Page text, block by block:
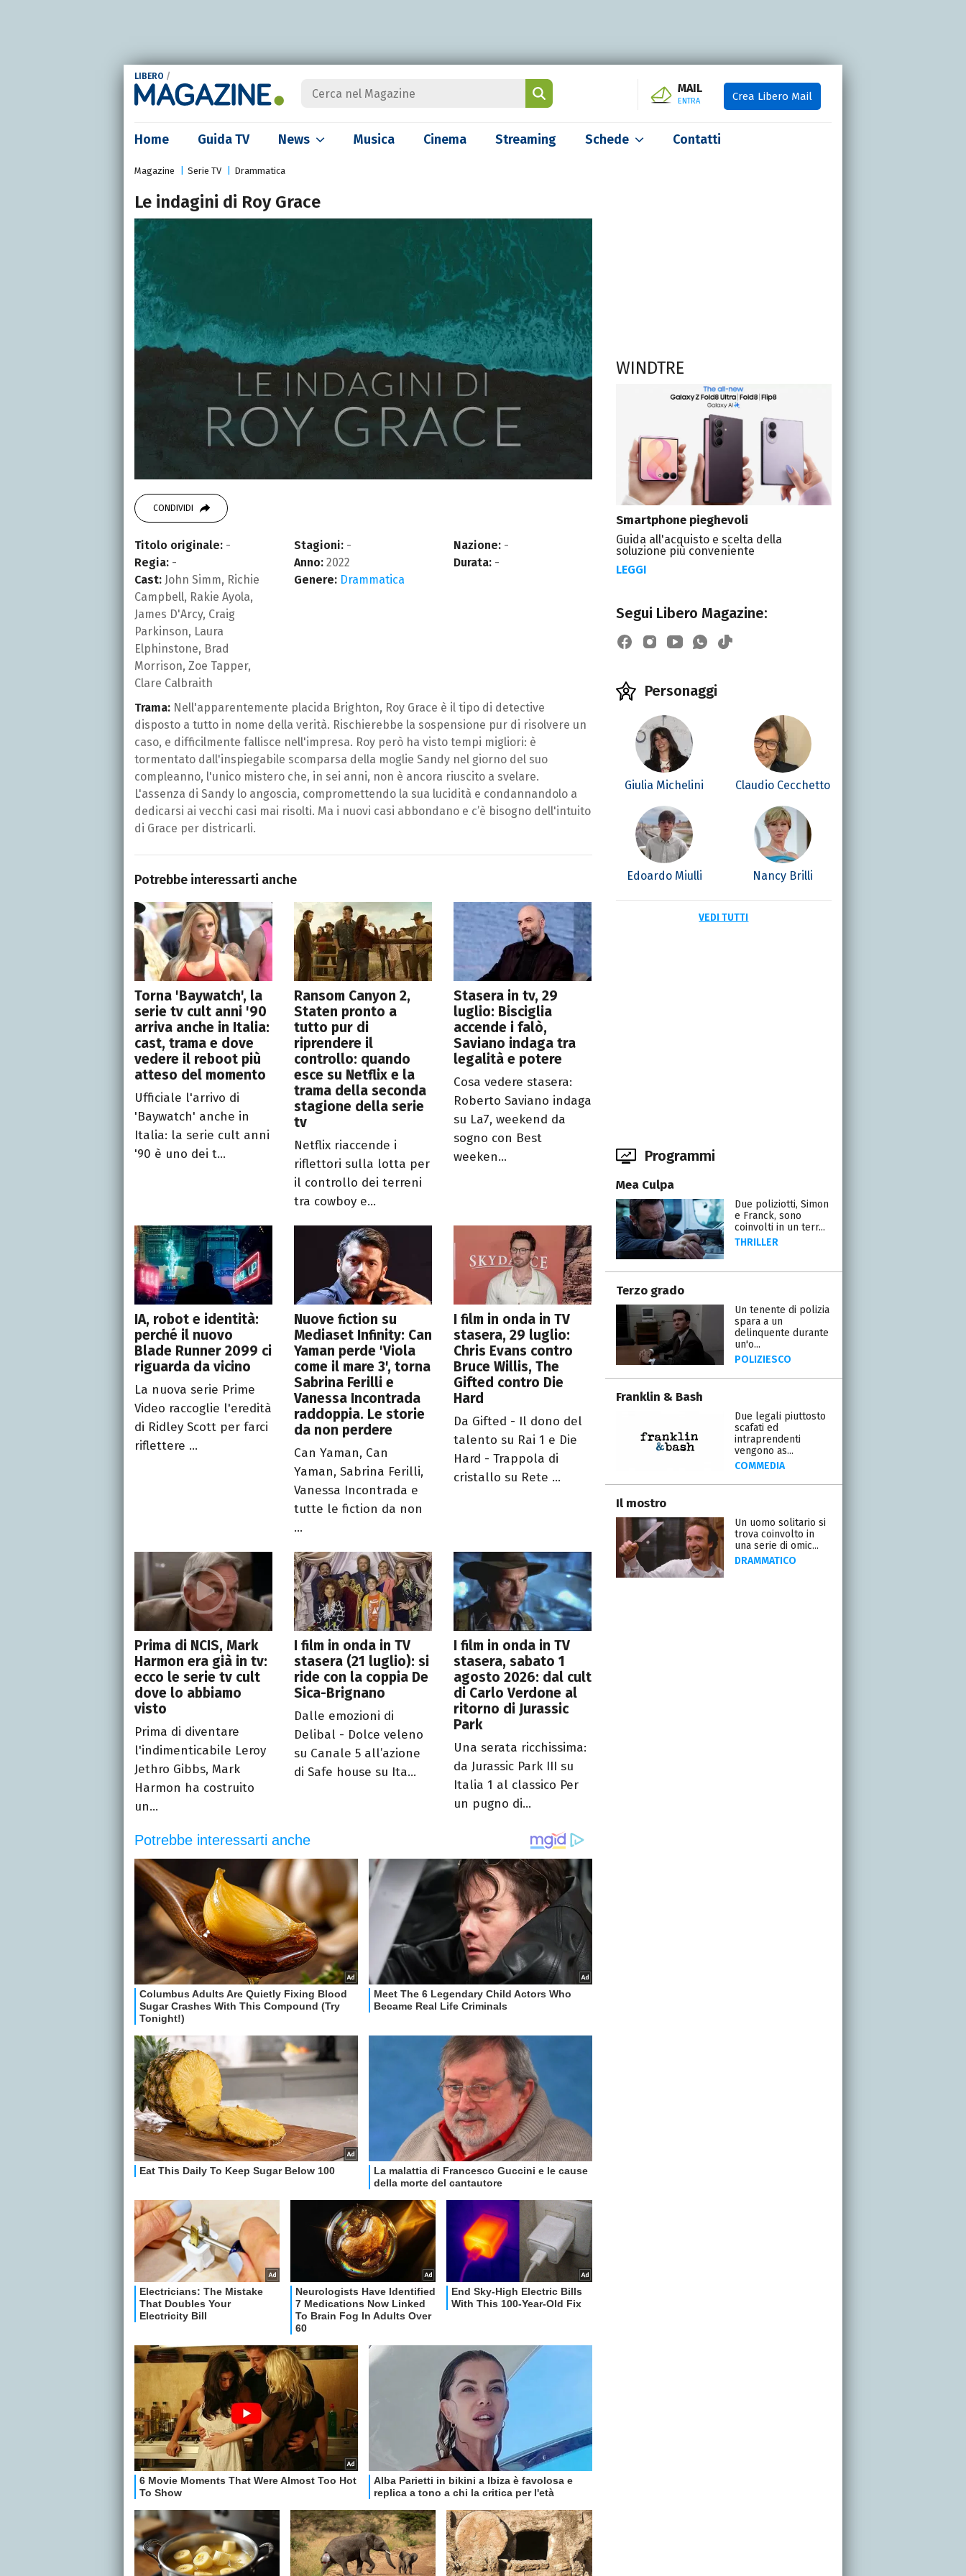
LIBERO /
MAIL
ENTRA Crea Libero Mail
Home Guida TV News Musica Cinema Streaming Schede Contatti
Magazine Serie TV Drammatica
Le indagini di Roy Grace
CONDIVIDI
Titolo originale: -
Regia: -
Cast: John Simm, Richie
Campbell, Rakie Ayola,
James D'Arcy, Craig
Parkinson, Laura
Elphinstone, Brad
Morrison, Zoe Tapper,
Clare Calbraith
Stagioni: -
Anno: 2022
Genere: Drammatica
Nazione: -
Durata: -
Trama: Nell'apparentemente placida Brighton, Roy Grace è il tipo di detective
disposto a tutto in nome della verità. Rischierebbe la sospensione pur di risolvere un
caso, e difficilmente fallisce nell'impresa. Roy però ha visto tempi migliori: è
tormentato dall'inspiegabile scomparsa della moglie Sandy nel giorno del suo
compleanno, l'unico mistero che, in sei anni, non è ancora riuscito a svelare.
L'assenza di Sandy lo angoscia, compromettendo la sua lucidità e condannandolo a
dedicarsi ai vecchi casi mai risolti. Ma i nuovi casi abbondano e c’è bisogno dell'intuito
di Grace per districarli.
Potrebbe interessarti anche
Torna 'Baywatch', la
serie tv cult anni '90
arriva anche in Italia:
cast, trama e dove
vedere il reboot più
atteso del momento
Ufficiale l'arrivo di
'Baywatch' anche in
Italia: la serie cult anni
'90 è uno dei t...
Ransom Canyon 2,
Staten pronto a
tutto pur di
riprendere il
controllo: quando
esce su Netflix e la
trama della seconda
stagione della serie
tv
Netflix riaccende i
riflettori sulla lotta per
il controllo dei terreni
tra cowboy e...
Stasera in tv, 29
luglio: Bisciglia
accende i falò,
Saviano indaga tra
legalità e potere
Cosa vedere stasera:
Roberto Saviano indaga
su La7, weekend da
sogno con Best
weeken...
IA, robot e identità:
perché il nuovo
Blade Runner 2099 ci
riguarda da vicino
La nuova serie Prime
Video raccoglie l'eredità
di Ridley Scott per farci
riflettere ...
Nuove fiction su
Mediaset Infinity: Can
Yaman perde 'Viola
come il mare 3', torna
Sabrina Ferilli e
Vanessa Incontrada
raddoppia. Le storie
da non perdere
Can Yaman, Can
Yaman, Sabrina Ferilli,
Vanessa Incontrada e
tutte le fiction da non
...
I film in onda in TV
stasera, 29 luglio:
Chris Evans contro
Bruce Willis, The
Gifted contro Die
Hard
Da Gifted - Il dono del
talento su Rai 1 e Die
Hard - Trappola di
cristallo su Rete ...
Prima di NCIS, Mark
Harmon era già in tv:
ecco le serie tv cult
dove lo abbiamo
visto
Prima di diventare
l'indimenticabile Leroy
Jethro Gibbs, Mark
Harmon ha costruito
un...
I film in onda in TV
stasera (21 luglio): si
ride con la coppia De
Sica-Brignano
Dalle emozioni di
Delibal - Dolce veleno
su Canale 5 all’azione
di Safe house su Ita...
I film in onda in TV
stasera, sabato 1
agosto 2026: dal cult
di Carlo Verdone al
ritorno di Jurassic
Park
Una serata ricchissima:
da Jurassic Park III su
Italia 1 al classico Per
un pugno di...
WINDTRE
Smartphone pieghevoli
Guida all'acquisto e scelta della
soluzione più conveniente
LEGGI
Segui Libero Magazine:
Personaggi
Giulia Michelini Claudio Cecchetto
Edoardo Miulli Nancy Brilli
VEDI TUTTI
Programmi
Mea Culpa
Due poliziotti, Simon
e Franck, sono
coinvolti in un terr...
THRILLER
Terzo grado
Un tenente di polizia
spara a un
delinquente durante
un'o...
POLIZIESCO
Franklin & Bash
Due legali piuttosto
scafati ed
intraprendenti
vengono as...
COMMEDIA
Il mostro
Un uomo solitario si
trova coinvolto in
una serie di omic...
DRAMMATICO